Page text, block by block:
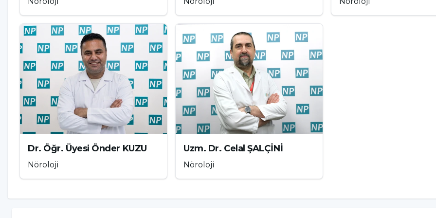
Kanama, beyin dokusuna baskı yaparak ciddi hasara yol açabilir. Hemorajik inme, iskemik inmeden
daha az yaygın olmakla birlikte, genellikle daha ciddi ve ölümcül olabilir. Beyin dokusunun hasar
görmesi, vücudun kontrolünü sağlayan sinir hücrelerine zarar verir, bu da felç, konuşma güçlüğü
veya diğer nörolojik bozukluklara neden olabilir.
Hemorajik inme, genellikle ani bir başlangıç gösterir ve aşağıdaki belirtilerle kendini gösterebilir:
Şiddetli ve ani baş ağrısı
Bulanık görme veya görme kaybı
Konuşma bozuklukları
Vücudun bir tarafında güçsüzlük veya felç
Dr. Öğr. Üyesi Önder KUZU
Nöroloji
Uzm. Dr. Celal ŞALÇİNİ
Nöroloji